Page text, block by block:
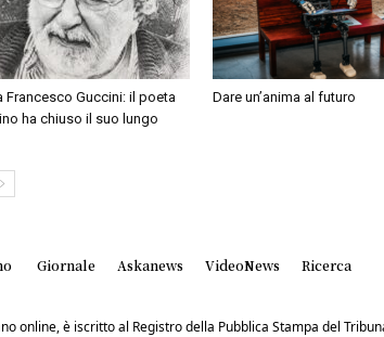
Francesco Guccini: il poeta
ha chiuso il suo lungo
Dare un’anima al futuro
Giornale Askanews VideoNews Ricerca
online, è iscritto al Registro della Pubblica Stampa del